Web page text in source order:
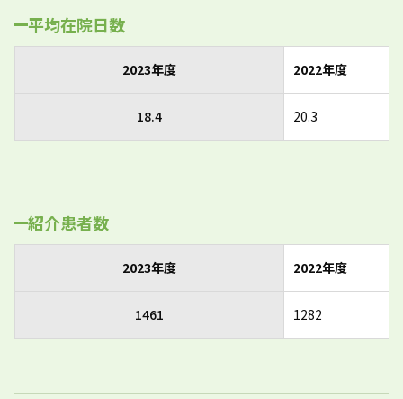
平均在院日数
2023年度 2022年度
18.4 20.3
紹介患者数
2023年度 2022年度
1461 1282